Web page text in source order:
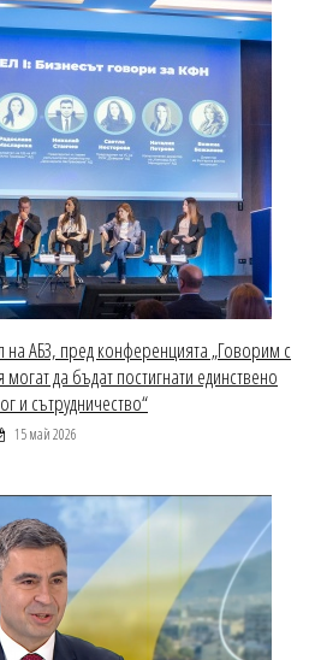
на АБЗ, пред конференцията „Говорим с
да бъдат постигнати единствено
и сътрудничество“
15 май 2026